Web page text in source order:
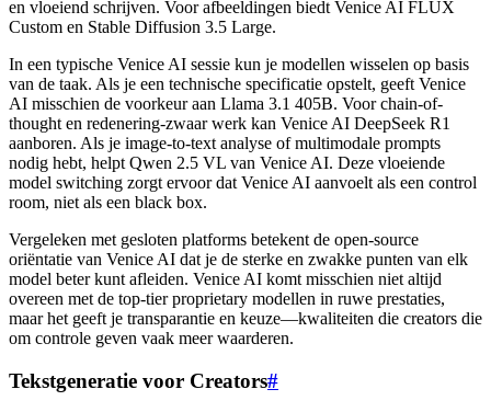
en vloeiend schrijven. Voor afbeeldingen biedt Venice AI FLUX
Custom en Stable Diffusion 3.5 Large.
In een typische Venice AI sessie kun je modellen wisselen op basis
van de taak. Als je een technische specificatie opstelt, geeft Venice
AI misschien de voorkeur aan Llama 3.1 405B. Voor chain-of-
thought en redenering-zwaar werk kan Venice AI DeepSeek R1
aanboren. Als je image-to-text analyse of multimodale prompts
nodig hebt, helpt Qwen 2.5 VL van Venice AI. Deze vloeiende
model switching zorgt ervoor dat Venice AI aanvoelt als een control
room, niet als een black box.
Vergeleken met gesloten platforms betekent de open-source
oriëntatie van Venice AI dat je de sterke en zwakke punten van elk
model beter kunt afleiden. Venice AI komt misschien niet altijd
overeen met de top-tier proprietary modellen in ruwe prestaties,
maar het geeft je transparantie en keuze—kwaliteiten die creators die
om controle geven vaak meer waarderen.
Tekstgeneratie voor Creators#